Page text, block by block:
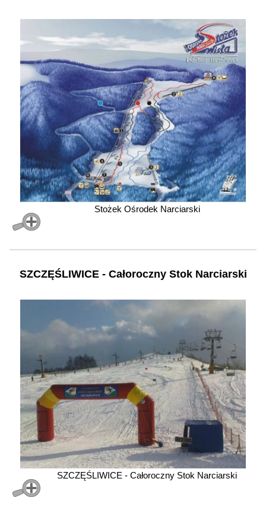
Stożek Ośrodek Narciarski
SZCZĘŚLIWICE - Całoroczny Stok Narciarski
SZCZĘŚLIWICE - Całoroczny Stok Narciarski